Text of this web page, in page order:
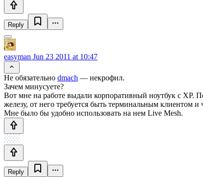
Reply
easyman Jun 23 2011 at 10:47
Не обязательно dmach — некрофил.
Зачем минусуете?
Вот мне на работе выдали корпоративный ноутбук с XP.
железу, от него требуется быть терминальным клиентом
Мне было бы удобно использовать на нем Live Mesh.
Reply